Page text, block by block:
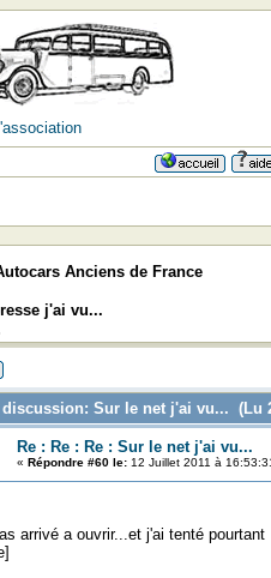
Anciens de France
j'ai vu...
discussion: Sur le net j'ai vu... (Lu
Re : Re : Re : Sur le net j'ai vu...
« Répondre #60 le:12 Juillet 2011 à
arrivé a ouvrir...et j'ai tenté pourtant